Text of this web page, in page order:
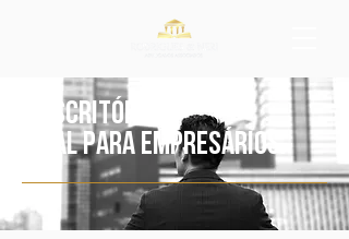
O escritório
ideal para empresários.